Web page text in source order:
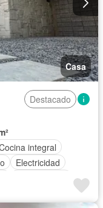
Casa
Destacado
integral
Electricidad